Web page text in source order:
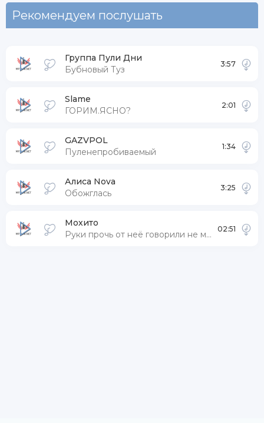
Рекомендуем послушать
Группа Пули Дни
Бубновый Туз
3:57
Slame
ГОРИМ.ЯСНО?
2:01
GAZVPOL
Пуленепробиваемый
1:34
Алиса Nova
Обожглась
3:25
Мохито
Руки прочь от неё говорили не моё (тик ток ремикс)
02:51